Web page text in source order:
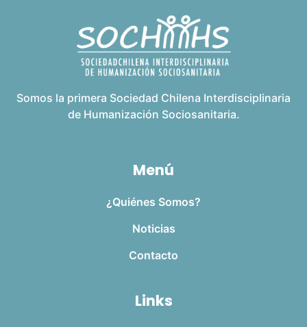
Somos la primera Sociedad Chilena Interdisciplinaria
de Humanización Sociosanitaria.
Menú
¿Quiénes Somos?
Noticias
Contacto
Links